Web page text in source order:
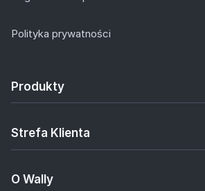
Polityka prywatności
Produkty
Strefa Klienta
O Wally